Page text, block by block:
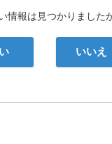
情報は見つかりました
いいえ